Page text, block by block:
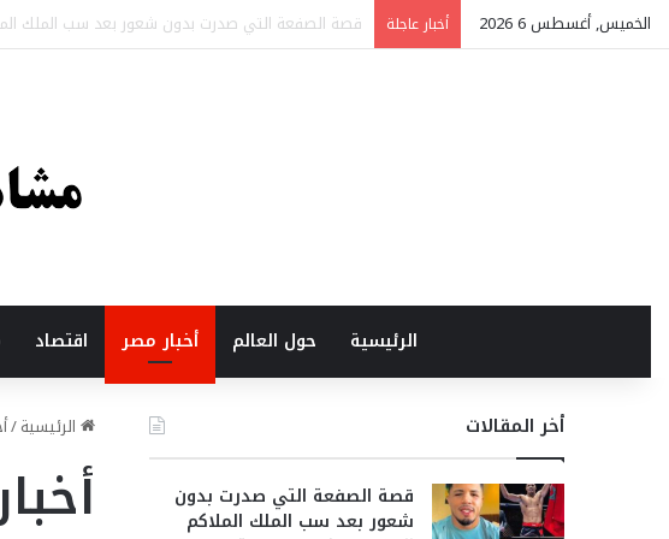
الخميس, أغسطس 6 2026 أخبار عاجلة ” كشري ابو طارق” سفيرا لسياحة الطعام في الشرق الأوسط.. ويستقبل 50 سفيرا ودبلوماسيا
الرئيسية حول العالم أخبار مصر اقتصاد
الرئيسية/ أخر المقالات
قصة الصفعة التي صدرت بدون
شعور بعد سب الملك الملاكم